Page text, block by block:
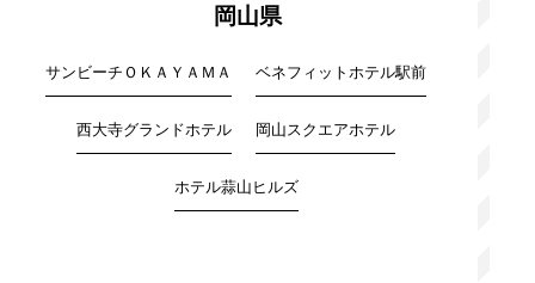
岡山県
サンビーチＯＫＡＹＡＭＡ ベネフィットホテル駅前
西大寺グランドホテル 岡山スクエアホテル
ホテル蒜山ヒルズ